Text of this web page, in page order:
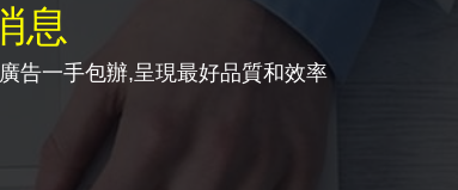
息
告一手包辦,呈現最好品質和效率